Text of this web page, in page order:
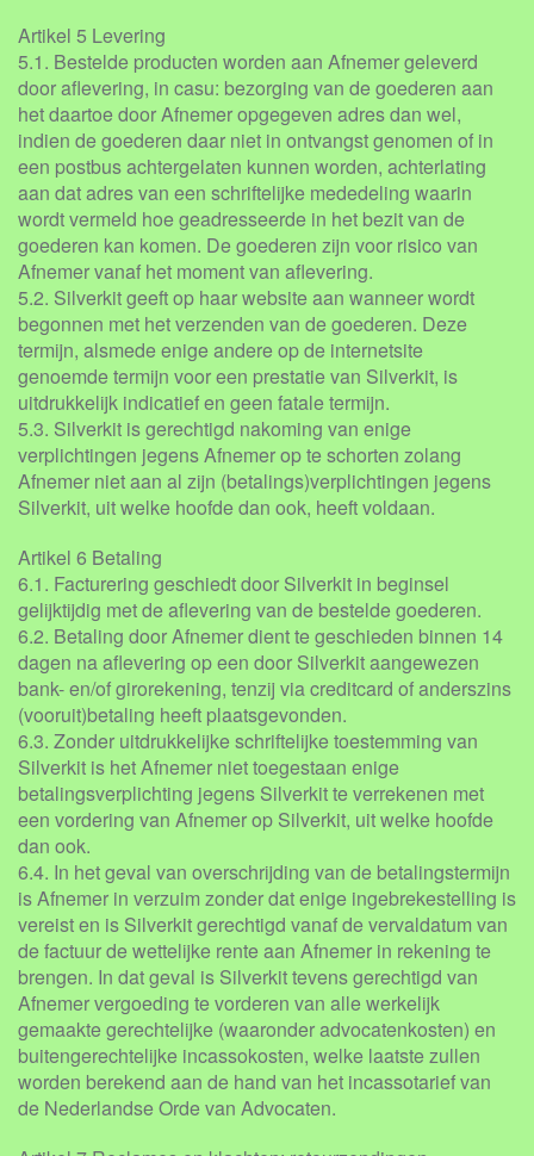
Artikel 5 Levering
5.1. Bestelde producten worden aan Afnemer geleverd
door aflevering, in casu: bezorging van de goederen aan
het daartoe door Afnemer opgegeven adres dan wel,
indien de goederen daar niet in ontvangst genomen of in
een postbus achtergelaten kunnen worden, achterlating
aan dat adres van een schriftelijke mededeling waarin
wordt vermeld hoe geadresseerde in het bezit van de
goederen kan komen. De goederen zijn voor risico van
Afnemer vanaf het moment van aflevering.
5.2. Silverkit geeft op haar website aan wanneer wordt
begonnen met het verzenden van de goederen. Deze
termijn, alsmede enige andere op de internetsite
genoemde termijn voor een prestatie van Silverkit, is
uitdrukkelijk indicatief en geen fatale termijn.
5.3. Silverkit is gerechtigd nakoming van enige
verplichtingen jegens Afnemer op te schorten zolang
Afnemer niet aan al zijn (betalings)verplichtingen jegens
Silverkit, uit welke hoofde dan ook, heeft voldaan.
Artikel 6 Betaling
6.1. Facturering geschiedt door Silverkit in beginsel
gelijktijdig met de aflevering van de bestelde goederen.
6.2. Betaling door Afnemer dient te geschieden binnen 14
dagen na aflevering op een door Silverkit aangewezen
bank- en/of girorekening, tenzij via creditcard of anderszins
(vooruit)betaling heeft plaatsgevonden.
6.3. Zonder uitdrukkelijke schriftelijke toestemming van
Silverkit is het Afnemer niet toegestaan enige
betalingsverplichting jegens Silverkit te verrekenen met
een vordering van Afnemer op Silverkit, uit welke hoofde
dan ook.
6.4. In het geval van overschrijding van de betalingstermijn
is Afnemer in verzuim zonder dat enige ingebrekestelling is
vereist en is Silverkit gerechtigd vanaf de vervaldatum van
de factuur de wettelijke rente aan Afnemer in rekening te
brengen. In dat geval is Silverkit tevens gerechtigd van
Afnemer vergoeding te vorderen van alle werkelijk
gemaakte gerechtelijke (waaronder advocatenkosten) en
buitengerechtelijke incassokosten, welke laatste zullen
worden berekend aan de hand van het incassotarief van
de Nederlandse Orde van Advocaten.